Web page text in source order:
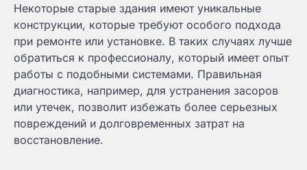
Некоторые старые здания имеют уникальные
конструкции, которые требуют особого подхода
при ремонте или установке. В таких случаях лучше
обратиться к профессионалу, который имеет опыт
работы с подобными системами. Правильная
диагностика, например, для устранения засоров
или утечек, позволит избежать более серьезных
повреждений и долговременных затрат на
восстановление.